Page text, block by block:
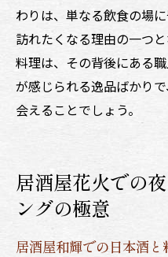
わりは、単なる飲食の場
訪れたくなる理由の一つ
料理は、その背後にある
が感じられる逸品ばかり
会えることでしょう。
居酒屋花火での
ングの極意
居酒屋和輝での日本酒